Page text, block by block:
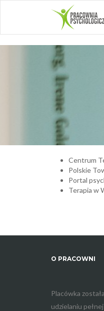
Centrum
Polskie
Portal
Terapia w
O PRACOWNI
Placówka
udzielaniu